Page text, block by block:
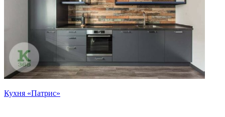
Кухня «Патрис»